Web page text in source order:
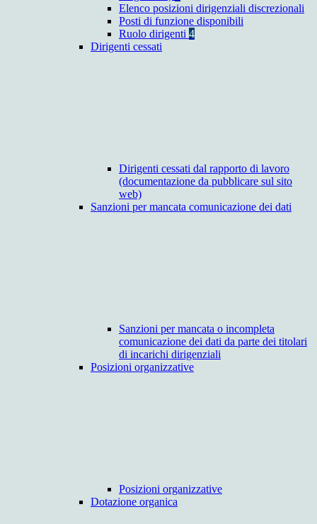
Elenco posizioni dirigenziali discrezionali
Posti di funzione disponibili
Ruolo dirigenti 4
Dirigenti cessati
Dirigenti cessati dal rapporto di lavoro
(documentazione da pubblicare sul sito
web)
Sanzioni per mancata comunicazione dei dati
Sanzioni per mancata o incompleta
comunicazione dei dati da parte dei titolari
di incarichi dirigenziali
Posizioni organizzative
Posizioni organizzative
Dotazione organica